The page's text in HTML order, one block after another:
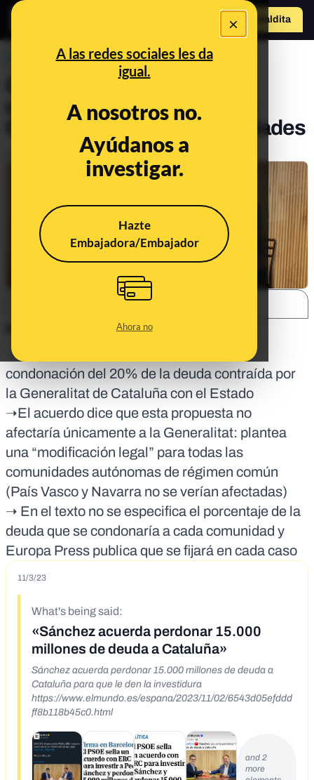
×
A las redes sociales les da
igual.
A nosotros no.
Ayúdanos a
investigar.
Hazte
Embajadora/Embajador
Ahora no
Hazte Maldito
PREBUNKING
Qué se sabe y qué no de la
condonación de la deuda a
Cataluña y a otras comunidades
Nov 3, 2023, 4:11:02 PM
➝ El pacto entre PSOE y ERC incluye la
condonación del 20% de la deuda contraída por
la Generalitat de Cataluña con el Estado
➝El acuerdo dice que esta propuesta no
afectaría únicamente a la Generalitat: plantea
una “modificación legal” para todas las
comunidades autónomas de régimen común
(País Vasco y Navarra no se verían afectadas)
➝ En el texto no se especifica el porcentaje de la
deuda que se condonaría a cada comunidad y
Europa Press publica que se fijará en cada caso
11/3/23
What's being said:
«Sánchez acuerda perdonar 15.000
millones de deuda a Cataluña»
Sánchez acuerda perdonar 15.000 millones de deuda a
Cataluña para que le den la investidura
https://www.elmundo.es/espana/2023/11/02/6543d05efddd
ff8b118b45c0.html
and 2
more